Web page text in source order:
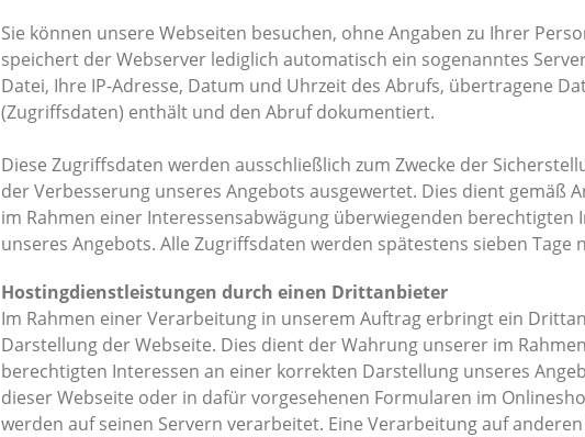
Sie können unsere Webseiten besuchen, ohne Angaben zu Ihrer
speichert der Webserver lediglich automatisch ein sogenanntes
Datei, Ihre IP-Adresse, Datum und Uhrzeit des Abrufs, übertragene
(Zugriffsdaten) enthält und den Abruf dokumentiert.
Diese Zugriffsdaten werden ausschließlich zum Zwecke der
der Verbesserung unseres Angebots ausgewertet. Dies dient gemäß
im Rahmen einer Interessensabwägung überwiegenden
unseres Angebots. Alle Zugriffsdaten werden spätestens sieben Tage
Hostingdienstleistungen durch einen Drittanbieter
Im Rahmen einer Verarbeitung in unserem Auftrag erbringt ein
Darstellung der Webseite. Dies dient der Wahrung unserer im
berechtigten Interessen an einer korrekten Darstellung unseres
dieser Webseite oder in dafür vorgesehenen Formularen im
werden auf seinen Servern verarbeitet. Eine Verarbeitung auf